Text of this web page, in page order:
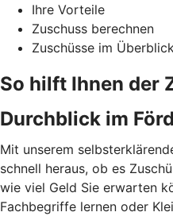
Ihre Vorteile
Zuschuss berechnen
Zuschüsse im
So hilft Ihnen der
Durchblick im
Mit unserem
schnell heraus, ob es
wie viel Geld Sie erwarten
Fachbegriffe lernen oder